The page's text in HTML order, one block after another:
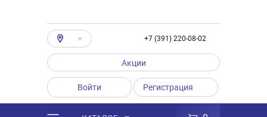
+7 (391) 220-08-02
Акции
Войти Регистрация